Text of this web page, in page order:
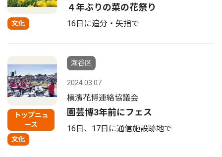
文化
４年ぶりの菜の花祭り
16日に追分・矢指で
トップニュ
ース
文化
瀬谷区
2024.03.07
横濱花博連絡協議会
園芸博3年前にフェス
16日、17日に通信施設跡地で